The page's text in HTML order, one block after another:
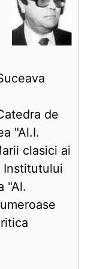
de
"Al.I.
clasici ai
Institutului
"Al.